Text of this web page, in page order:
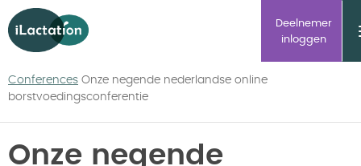
ilactation
Deelnemer
inloggen
Conferences Onze negende nederlandse online
borstvoedingsconferentie
Onze negende